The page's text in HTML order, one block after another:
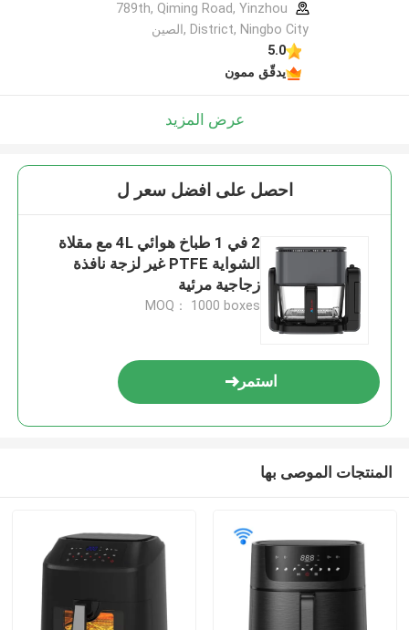
789th, Qiming Road, Yinzhou
District, Ningbo City ,الصين
5.0
يدقّق ممون
عرض المزيد
احصل على افضل سعر ل
2 في 1 طباخ هوائي 4L مع مقلاة
الشواية PTFE غير لزجة نافذة
زجاجية مرئية
MOQ： 1000 boxes
استمر
المنتجات الموصى بها